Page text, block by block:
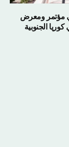
مؤتمر ومعرض